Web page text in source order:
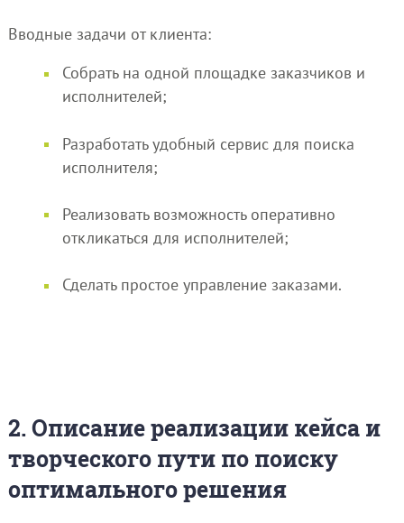
Вводные задачи от клиента:
Собрать на одной площадке заказчиков и
исполнителей;
Разработать удобный сервис для поиска
исполнителя;
Реализовать возможность оперативно
откликаться для исполнителей;
Сделать простое управление заказами.
2. Описание реализации кейса и
творческого пути по поиску
оптимального решения